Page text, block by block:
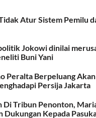
Atur Sistem Pemilu
Jokowi dinilai
Buni Yani
Peralta Berpeluang
Persija Jakarta
Di Tribun Penonton,
Dukungan Kepada